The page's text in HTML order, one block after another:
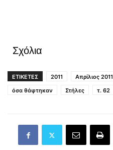
Σχόλια
ΕΤΙΚΕΤΕΣ 2011 Απρίλιος 2011
όσα θάφτηκαν
Στήλες τ. 62